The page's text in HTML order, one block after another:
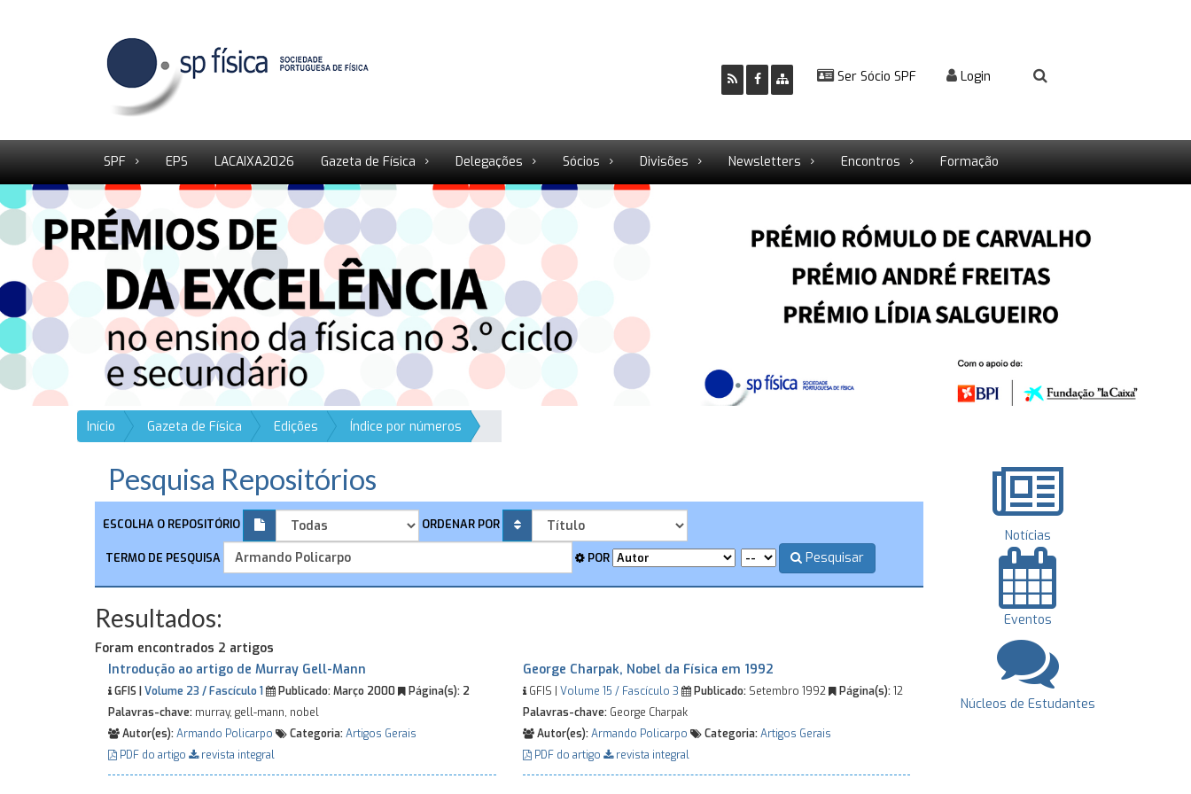
Ser Sócio SPF Login
SPF EPS LACAIXA2026 Gazeta de Física Delegações Sócios Divisões Newsletters Encontros Formação
Início Gazeta de Física Edições Índice por números
Pesquisa Repositórios
ESCOLHA O REPOSITÓRIO ORDENAR POR
TERMO DE PESQUISA POR Pesquisar
Resultados:
Foram encontrados 2 artigos
Introdução ao artigo de Murray Gell-Mann
GFIS | Volume 23 / Fascículo 1 Publicado:Março 2000 Página(s): 2
Palavras-chave: murray, gell-mann, nobel
Autor(es):Armando Policarpo Categoria:Artigos Gerais
PDF do artigo
revista integral
George Charpak, Nobel da Física em 1992
GFIS | Volume 15 / Fascículo 3 Publicado:Setembro 1992 Página(s):12
Palavras-chave:George Charpak
Autor(es): Armando Policarpo Categoria: Artigos Gerais
PDF do artigo
revista integral
Notícias
Eventos
Núcleos de Estudantes